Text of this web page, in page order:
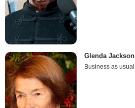
Glenda Jackson
Business as usual